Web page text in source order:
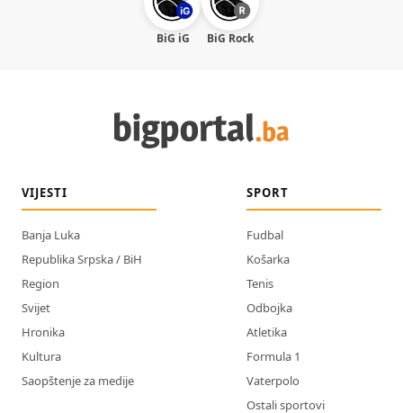
BiG iG BiG Rock
VIJESTI
Banja Luka
Republika Srpska / BiH
Region
Svijet
Hronika
Kultura
Saopštenje za medije
SPORT
Fudbal
Košarka
Tenis
Odbojka
Atletika
Formula 1
Vaterpolo
Ostali sportovi